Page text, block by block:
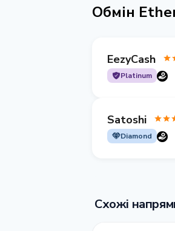
Обмін
EezyCash
Platinum
Satoshi
Diamond
Схожі